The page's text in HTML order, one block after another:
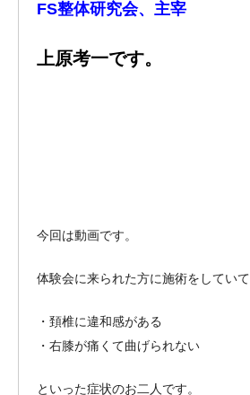
FS整体研究会、主宰
上原考一です。
今回は動画です。
体験会に来られた方に施術をしていて
・頚椎に違和感がある
・右膝が痛くて曲げられない
といった症状のお二人です。